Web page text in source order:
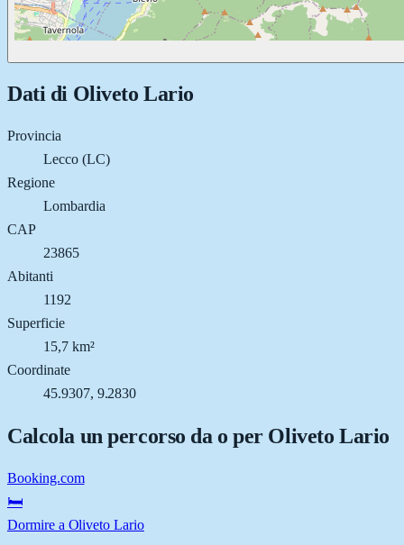
Dati di Oliveto Lario
Provincia
Lecco (LC)
Regione
Lombardia
CAP
23865
Abitanti
1192
Superficie
15,7 km²
Coordinate
45.9307, 9.2830
Calcola un percorso da o per Oliveto Lario
Booking.com
🛏️
Dormire a Oliveto Lario